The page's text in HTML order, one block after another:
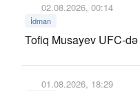
02.08.2026, 00:14
İdman
Tofiq Musayev UFC-
01.08.2026, 18:29